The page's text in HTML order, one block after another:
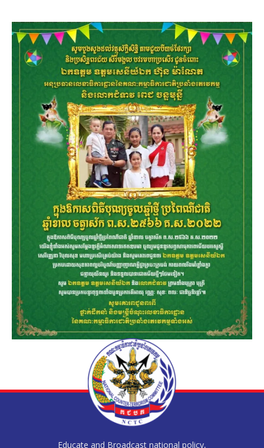
Educate and Broadcast national policy,